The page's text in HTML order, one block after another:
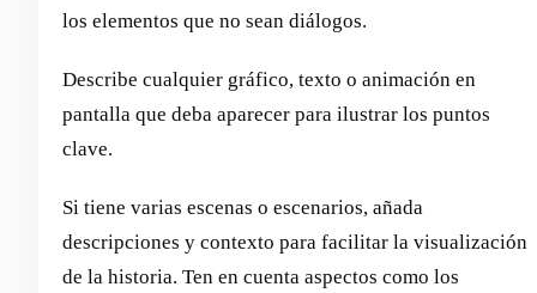
los elementos que no sean diálogos.
Describe cualquier gráfico, texto o animación en
pantalla que deba aparecer para ilustrar los puntos
clave.
Si tiene varias escenas o escenarios, añada
descripciones y contexto para facilitar la visualización
de la historia. Ten en cuenta aspectos como los